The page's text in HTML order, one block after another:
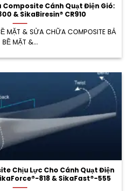
Composite Cánh Quạt Điện Gió:
& SikaBiresin® CR910
MẶT & SỬA CHỮA COMPOSITE BẢ
BỀ MẶT &...
Chịu Lực Cho Cánh Quạt Điện
818 & SikaFast®-555